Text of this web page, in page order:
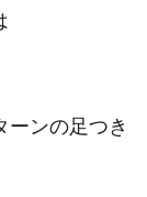
ーンの足つき